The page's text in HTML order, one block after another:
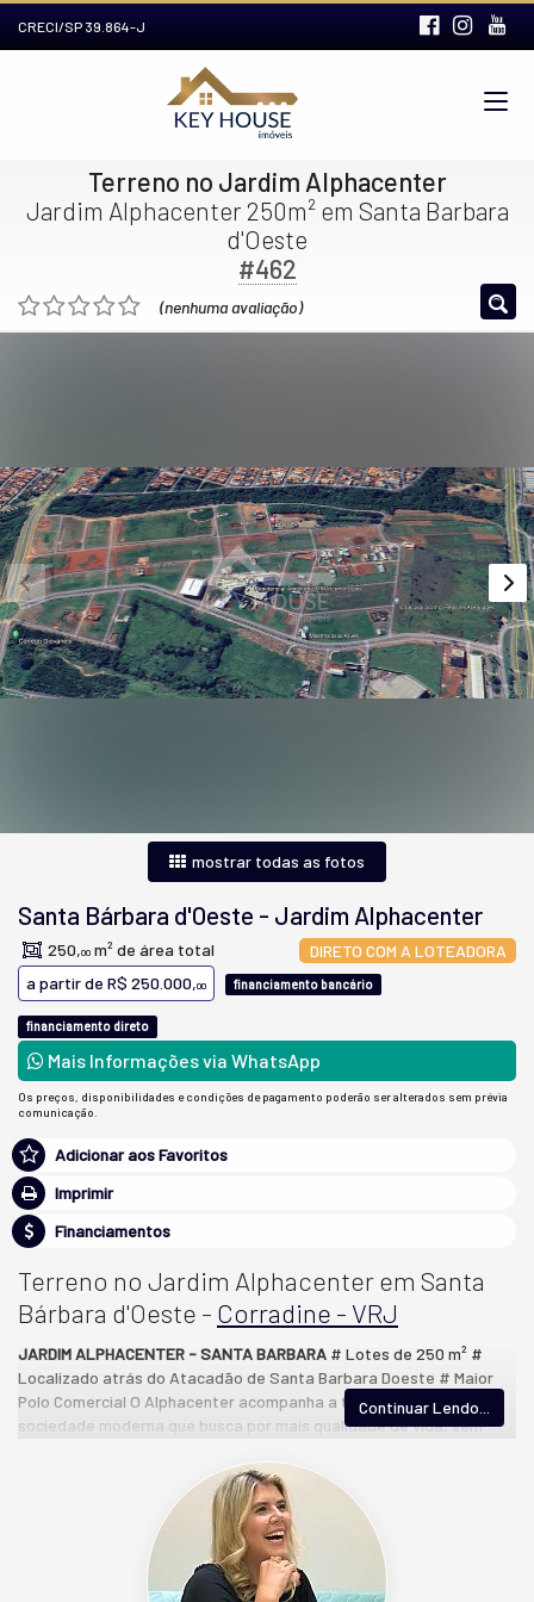
CRECI/SP 39.864-J
Terreno no Jardim Alphacenter
Jardim Alphacenter 250m² em Santa Barbara
d'Oeste
#462
(nenhuma avaliação)
mostrar todas as fotos
Santa Bárbara d'Oeste - Jardim Alphacenter
DIRETO COM A LOTEADORA
250,00 m² de área total
a partir de R$ 250.000,00 financiamento bancário
financiamento direto
Mais Informações via WhatsApp
Os preços, disponibilidades e condições de pagamento poderão ser alterados sem prévia
comunicação.
Adicionar aos Favoritos
Imprimir
Financiamentos
Terreno no Jardim Alphacenter em Santa
Bárbara d'Oeste - Corradine - VRJ
JARDIM ALPHACENTER - SANTA BARBARA # Lotes de 250 m² #
Localizado atrás do Atacadão de Santa Barbara Doeste # Maior
Polo Comercial O Alphacenter acompanha a tendência da
sociedade moderna que busca por mais qualidade de vida, sem
tranquilidade do bairro, a praticidade e comodidade. Localização 5
Minutos do Centro, 15 minutos de Americana, 35 minutos de
Campinas, 5 minutos Shopping de Tivolli, 3 minutos Supermercado
Pavan. Vale a pena conferir!
Condições imperdiveis de pagamento, aqui você é cliente exclusivo,
Continuar Lendo...